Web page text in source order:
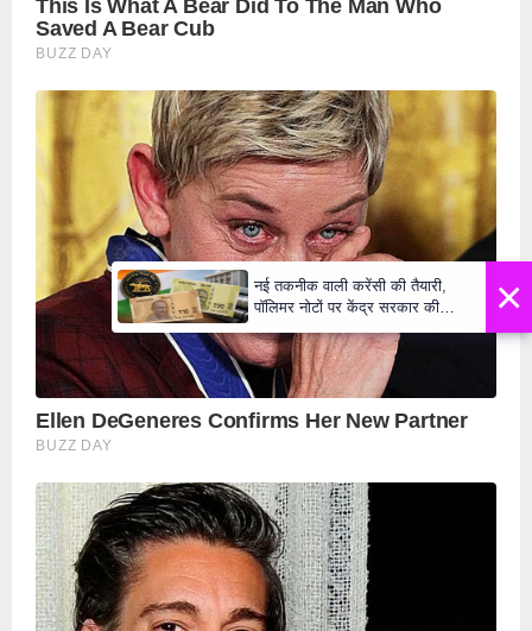
×
नई तकनीक वाली करेंसी की तैयारी,
पॉलिमर नोटों पर केंद्र सरकार की
₹10 और ₹20 के नोट - Daily Lok
Manch PM Modi U